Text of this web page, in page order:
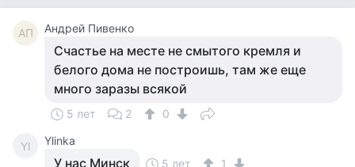
АП Андрей Пивенко
Счастье на месте не смытого кремля и
белого дома не построишь, там же еще
много заразы всякой
5 лет 2 0
Yl Ylinka
У нас Минск 5 лет 1